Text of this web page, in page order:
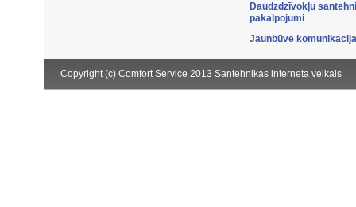
Daudzdzīvokļu
pakalpojumi
Jaunbūve
Copyright (c) Comfort Service 2013 Santehnikas interneta veikals